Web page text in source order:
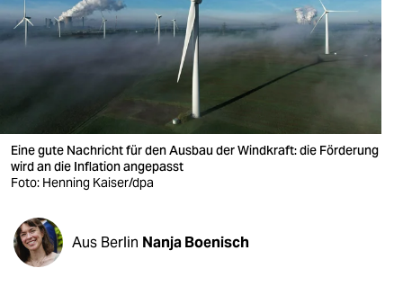
berlin
nord
verlag
verlag
shop
fragen & hilfe
Eine gute Nachricht für den Ausbau der Windkraft: die Förderung
wird an die Inflation angepasst
Foto: Henning Kaiser/dpa
Aus Berlin Nanja Boenisch